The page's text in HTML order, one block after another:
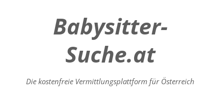
Babysitter-
Suche.at
Die kostenfreie Vermittlungsplattform für Österreich